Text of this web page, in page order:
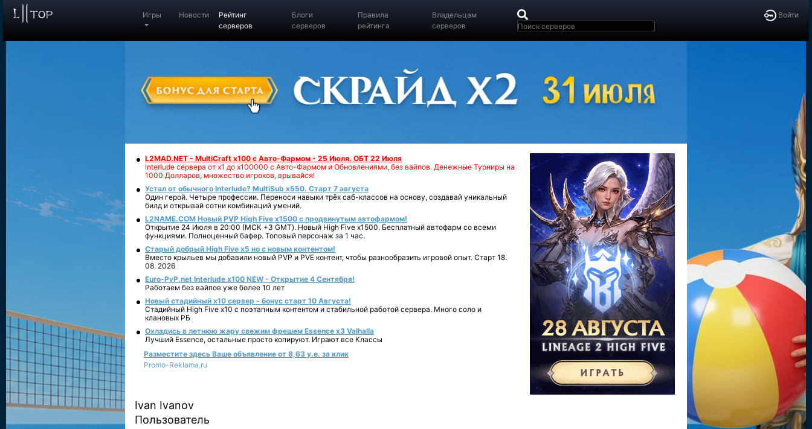
Войти
Игры Новости
Рейтинг
серверов
Блоги
серверов
Правила
рейтинга
Владельцам
серверов
L2MAD.NET - MultiCraft x100 с Авто-Фармом - 25 Июля. ОБТ 22 Июля
Interlude сервера от х1 до х100000 с Авто-Фармом и Обновлениями, без вайпов. Денежные Турниры на
1000 Долларов, множество игроков, врывайся!
Устал от обычного Interlude? MultiSub x550. Старт 7 августа
Один герой. Четыре профессии. Переноси навыки трёх саб-классов на основу, создавай уникальный
билд и открывай сотни комбинаций умений.
L2NAME.COM Новый PVP High Five x1500 с продвинутым автофармом!
Открытие 24 Июля в 20:00 (МСК +3 GMT). Новый High Five x1500. Бесплатный автофарм со всеми
функциями. Полноценный бафер. Топовый персонаж за 1 час.
Старый добрый High Five x5 но с новым контентом!
Вместо крыльев мы добавили новый PVP и PVE контент, чтобы разнообразить игровой опыт. Старт 18.
08. 2026
Euro-PvP.net Interlude х100 NEW - Открытие 4 Сентября!
Работаем без вайпов уже более 10 лет
Новый стадийный х10 сервер - бонус старт 10 Августа!
Стадийный High Five x10 с поэтапным контентом и стабильной работой сервера. Много соло и
клановых РБ
Охладись в летнюю жару свежим фрешем Essence x3 Valhalla
Лучший Essence, остальные просто копируют. Играют все Классы
Разместите здесь Ваше объявление от 8,63 у.е. за клик
Promo-Reklama.ru
Ivan Ivanov
Пользователь